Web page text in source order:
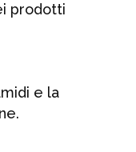
prodotti
e la